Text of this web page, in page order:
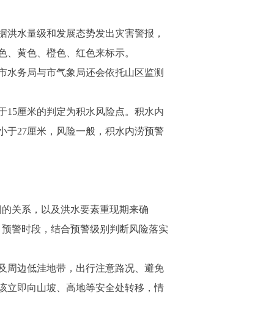
水量级和发展态势发出灾害警报，
黄色、橙色、红色来标示。
务局与市气象局还会依托山区监测
厘米的判定为积水风险点。积水内
于27厘米，风险一般，积水内涝预警
关系，以及洪水要素重现期来确
警时段，结合预警级别判断风险落实
边低洼地带，出行注意路况、避免
立即向山坡、高地等安全处转移，情